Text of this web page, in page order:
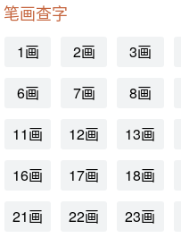
笔画查字
1画 2画 3画
6画
7画 8画
11画
12画 13画
16画
17画 18画
21画
22画 23画